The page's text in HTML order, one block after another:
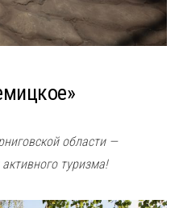
области —
туризма!